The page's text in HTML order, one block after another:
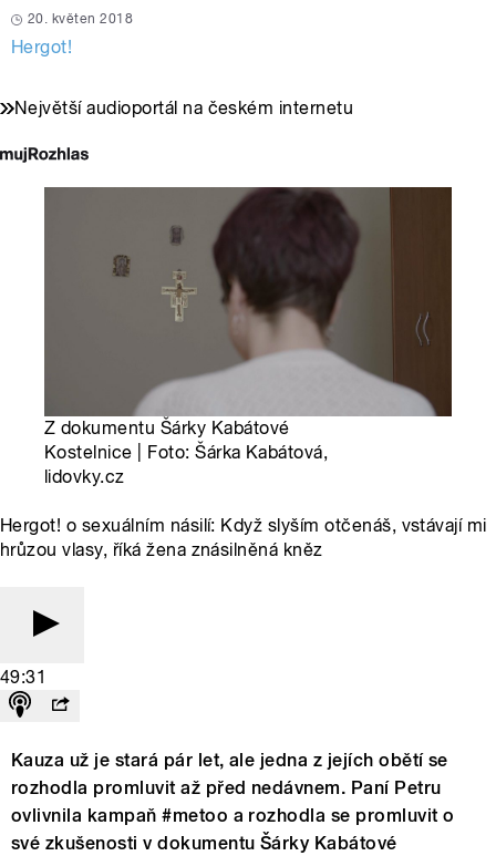
20. květen 2018
Hergot!
Největší audioportál na českém internetu
Z dokumentu Šárky Kabátové
Kostelnice | Foto: Šárka Kabátová,
lidovky.cz
Hergot! o sexuálním násilí: Když slyším otčenáš, vstávají mi
hrůzou vlasy, říká žena znásilněná kněz
49:31
Kauza už je stará pár let, ale jedna z jejích obětí se
rozhodla promluvit až před nedávnem. Paní Petru
ovlivnila kampaň #metoo a rozhodla se promluvit o
své zkušenosti v dokumentu Šárky Kabátové